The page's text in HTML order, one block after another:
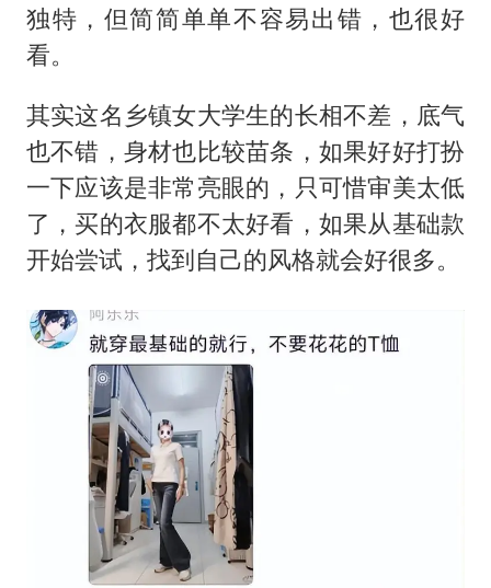
独特，但简简单单不容易出错，也很好
看。
其实这名乡镇女大学生的长相不差，底气
也不错，身材也比较苗条，如果好好打扮
一下应该是非常亮眼的，只可惜审美太低
了，买的衣服都不太好看，如果从基础款
开始尝试，找到自己的风格就会好很多。